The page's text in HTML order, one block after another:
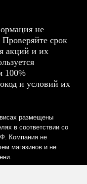
не
срок
акций и их
100%
и условий их
размещены
в соответствии со
Компания не
магазинов и не